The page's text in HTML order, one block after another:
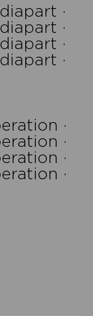
·
·
·
·
·
·
·
·